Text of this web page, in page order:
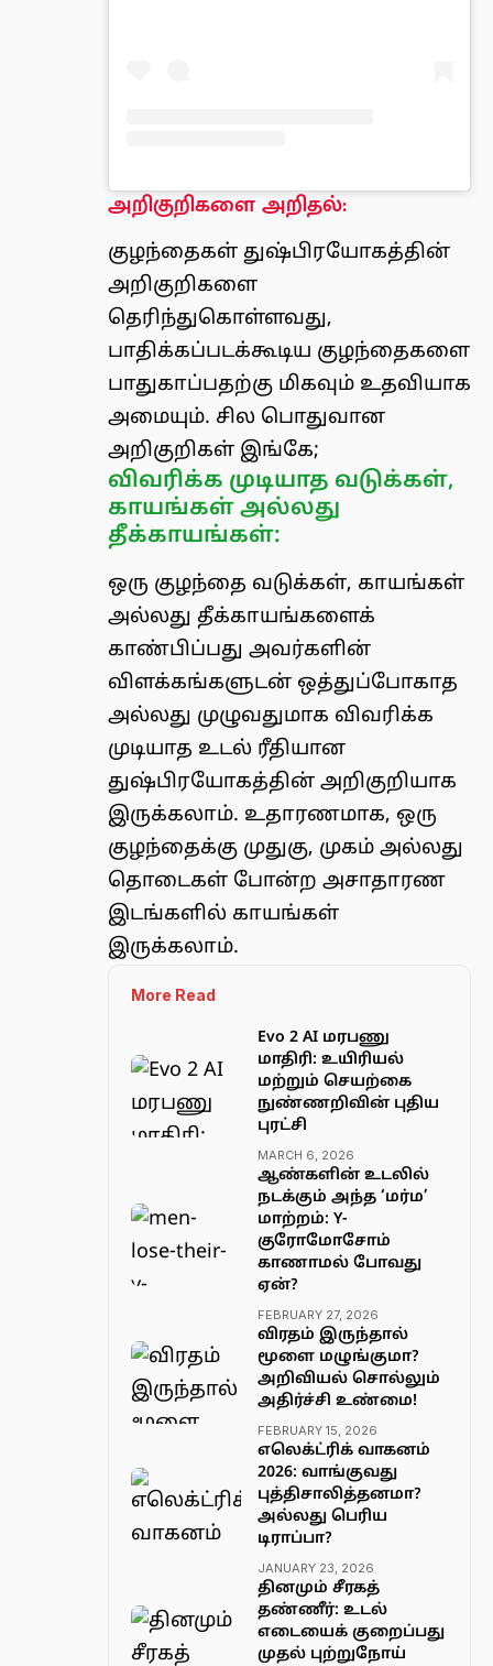
அறிகுறிகளை அறிதல்:
குழந்தைகள் துஷ்பிரயோகத்தின்
அறிகுறிகளை
தெரிந்துகொள்ளவது,
பாதிக்கப்படக்கூடிய குழந்தைகளை
பாதுகாப்பதற்கு மிகவும் உதவியாக
அமையும். சில பொதுவான
அறிகுறிகள் இங்கே;
விவரிக்க முடியாத வடுக்கள்,
காயங்கள் அல்லது
தீக்காயங்கள்:
ஒரு குழந்தை வடுக்கள், காயங்கள்
அல்லது தீக்காயங்களைக்
காண்பிப்பது அவர்களின்
விளக்கங்களுடன் ஒத்துப்போகாத
அல்லது முழுவதுமாக விவரிக்க
முடியாத உடல் ரீதியான
துஷ்பிரயோகத்தின் அறிகுறியாக
இருக்கலாம். உதாரணமாக, ஒரு
குழந்தைக்கு முதுகு, முகம் அல்லது
தொடைகள் போன்ற அசாதாரண
இடங்களில் காயங்கள்
இருக்கலாம்.
More Read
Evo 2 AI மரபணு
மாதிரி: உயிரியல்
மற்றும் செயற்கை
நுண்ணறிவின் புதிய
புரட்சி
MARCH 6, 2026
ஆண்களின் உடலில்
நடக்கும் அந்த ‘மர்ம’
மாற்றம்: Y-
குரோமோசோம்
காணாமல் போவது
ஏன்?
FEBRUARY 27, 2026
விரதம் இருந்தால்
மூளை மழுங்குமா?
அறிவியல் சொல்லும்
அதிர்ச்சி உண்மை!
FEBRUARY 15, 2026
எலெக்ட்ரிக் வாகனம்
2026: வாங்குவது
புத்திசாலித்தனமா?
அல்லது பெரிய
டிராப்பா?
JANUARY 23, 2026
தினமும் சீரகத்
தண்ணீர்: உடல்
எடையைக் குறைப்பது
முதல் புற்றுநோய்